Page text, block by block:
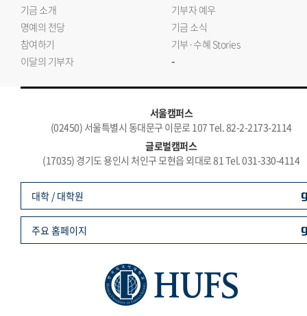
기금 소개
기부자 예우
명예의 전당
기금 소식
참여하기
기부·수혜 Stories
이달의 기부자
-
서울캠퍼스
(02450) 서울특별시 동대문구 이문로 107 Tel. 82-2-2173-2114
글로벌캠퍼스
(17035) 경기도 용인시 처인구 모현읍 외대로 81 Tel. 031-330-4114
대학 / 대학원
주요 홈페이지